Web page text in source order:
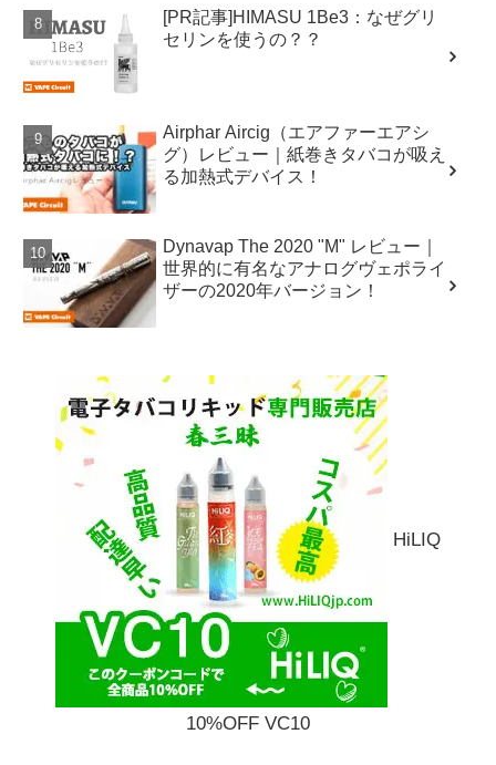
[PR記事]HIMASU 1Be3：なぜグリ
セリンを使うの？？
Airphar Aircig（エアファーエアシ
グ）レビュー｜紙巻きタバコが吸え
る加熱式デバイス！
Dynavap The 2020 "M" レビュー｜
世界的に有名なアナログヴェポライ
ザーの2020年バージョン！
HiLIQ
10%OFF VC10